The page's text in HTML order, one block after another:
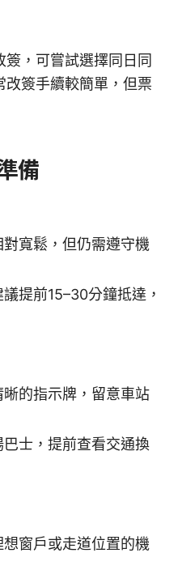
，可嘗試選擇同日同
改簽手續較簡單，但票
備
寬鬆，但仍需遵守機
提前15–30分鐘抵達，
的指示牌，留意車站
士，提前查看交通換
窗戶或走道位置的機